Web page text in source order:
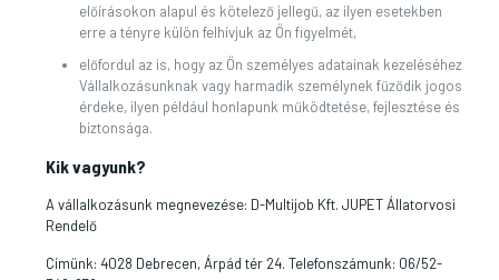
előírásokon alapul és kötelező jellegű, az ilyen esetekben
erre a tényre külön felhívjuk az Ön figyelmét,
előfordul az is, hogy az Ön személyes adatainak kezeléséhez
Vállalkozásunknak vagy harmadik személynek fűződik jogos
érdeke, ilyen például honlapunk működtetése, fejlesztése és
biztonsága.
Kik vagyunk?
A vállalkozásunk megnevezése: D-Multijob Kft. JUPET Állatorvosi
Rendelő
Címünk: 4028 Debrecen, Árpád tér 24. Telefonszámunk: 06/52-